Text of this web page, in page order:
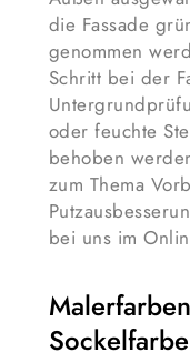
die Fassade
genommen
Schritt bei der
oder feuchte
behoben
zum Thema
bei uns im